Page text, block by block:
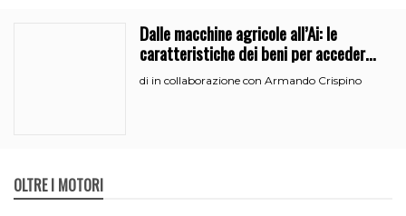
Dalle macchine agricole all’Ai: le
caratteristiche dei beni per accedere
all’iperammortamento
di in collaborazione con Armando Crispino
OLTRE I MOTORI